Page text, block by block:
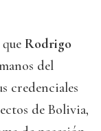
Rodrigo
del
credenciales
de Bolivia,